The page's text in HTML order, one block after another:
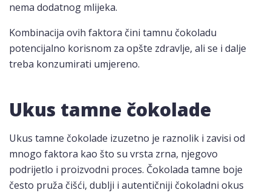
nema dodatnog mlijeka.
Kombinacija ovih faktora čini tamnu čokoladu
potencijalno korisnom za opšte zdravlje, ali se i dalje
treba konzumirati umjereno.
Ukus tamne čokolade
Ukus tamne čokolade izuzetno je raznolik i zavisi od
mnogo faktora kao što su vrsta zrna, njegovo
podrijetlo i proizvodni proces. Čokolada tamne boje
često pruža čišći, dublji i autentičniji čokoladni okus